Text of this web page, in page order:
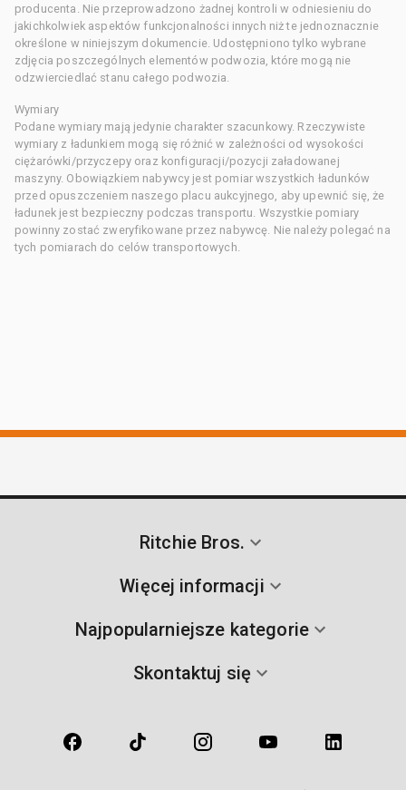
producenta. Nie przeprowadzono żadnej kontroli w odniesieniu do
jakichkolwiek aspektów funkcjonalności innych niż te jednoznacznie
określone w niniejszym dokumencie. Udostępniono tylko wybrane
zdjęcia poszczególnych elementów podwozia, które mogą nie
odzwierciedlać stanu całego podwozia.
Wymiary
Podane wymiary mają jedynie charakter szacunkowy. Rzeczywiste
wymiary z ładunkiem mogą się różnić w zależności od wysokości
ciężarówki/przyczepy oraz konfiguracji/pozycji załadowanej
maszyny. Obowiązkiem nabywcy jest pomiar wszystkich ładunków
przed opuszczeniem naszego placu aukcyjnego, aby upewnić się, że
ładunek jest bezpieczny podczas transportu. Wszystkie pomiary
powinny zostać zweryfikowane przez nabywcę. Nie należy polegać na
tych pomiarach do celów transportowych.
Ritchie Bros.
Więcej informacji
Najpopularniejsze kategorie
Skontaktuj się